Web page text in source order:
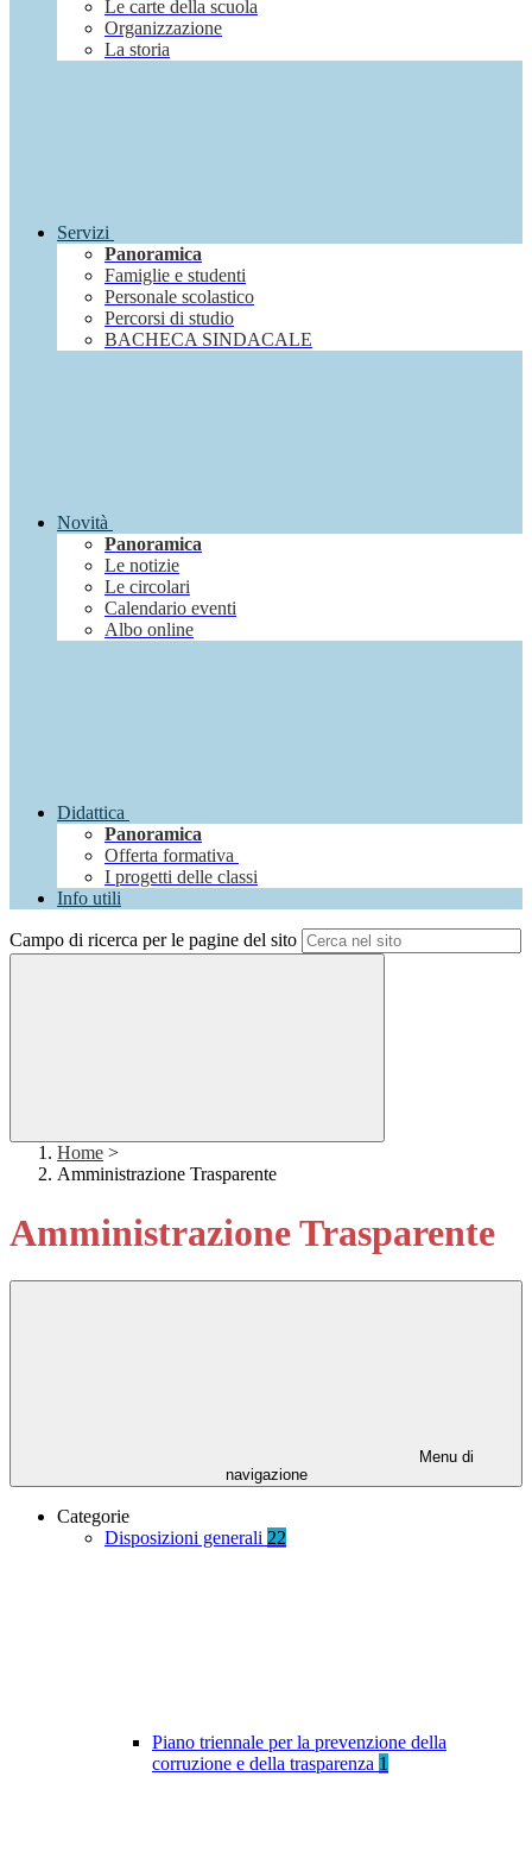
Le carte della scuola
Organizzazione
La storia
Servizi
Panoramica
Famiglie e studenti
Personale scolastico
Percorsi di studio
BACHECA SINDACALE
Novità
Panoramica
Le notizie
Le circolari
Calendario eventi
Albo online
Didattica
Panoramica
Offerta formativa
I progetti delle classi
Info utili
Campo di ricerca per le pagine del sito
Home >
Amministrazione Trasparente
Amministrazione Trasparente
Menu di
navigazione
Categorie
Disposizioni generali 22
Piano triennale per la prevenzione della
corruzione e della trasparenza 1